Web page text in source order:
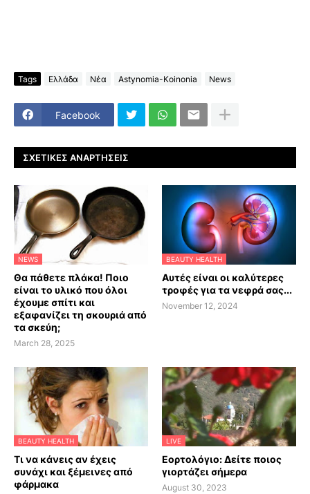
Tags Ελλάδα Νέα Astynomia-Koinonia News
Facebook
ΣΧΕΤΙΚΈΣ ΑΝΑΡΤΉΣΕΙΣ
NEWS
Θα πάθετε πλάκα! Ποιο
είναι το υλικό που όλοι
έχουμε σπίτι και
εξαφανίζει τη σκουριά από
τα σκεύη;
March 28, 2025
BEAUTY HEALTH
Αυτές είναι οι καλύτερες
τροφές για τα νεφρά σας...
November 12, 2024
BEAUTY HEALTH
Τι να κάνεις αν έχεις
συνάχι και ξέμεινες από
φάρμακα
LIVE
Εορτολόγιο: Δείτε ποιος
γιορτάζει σήμερα
August 30, 2023